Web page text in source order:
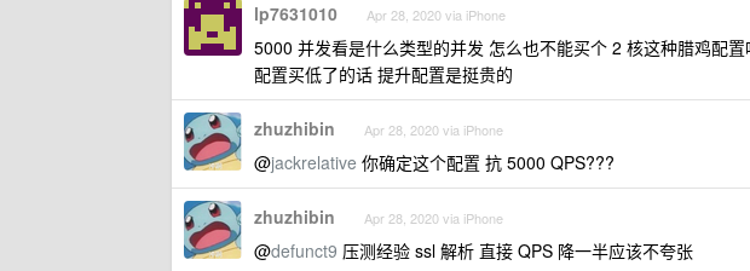
lp7631010 Apr 28, 2020 via iPhone
5000 并发看是什么类型的并发 怎么也不能买个 2 核这种腊鸡配
配置买低了的话 提升配置是挺贵的
zhuzhibin Apr 28, 2020 via iPhone
@jackrelative 你确定这个配置 抗 5000 QPS???
zhuzhibin Apr 28, 2020 via iPhone
@defunct9 压测经验 ssl 解析 直接 QPS 降一半应该不夸张